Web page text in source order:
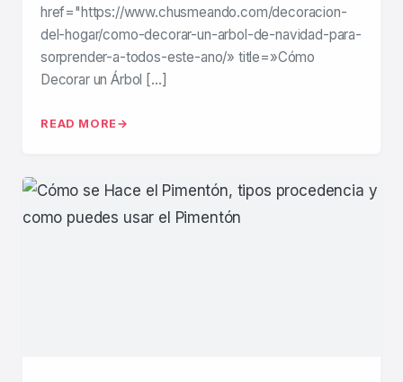
href="https://www.chusmeando.com/decoracion-
del-hogar/como-decorar-un-arbol-de-navidad-para-
sorprender-a-todos-este-ano/» title=»Cómo
Decorar un Árbol […]
READ MORE